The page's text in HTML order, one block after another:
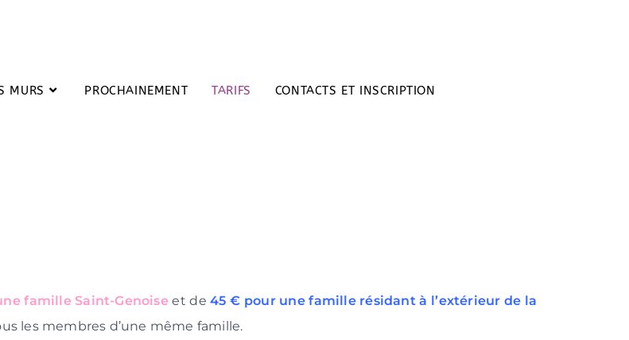
MURS PROCHAINEMENT TARIFS CONTACTS ET INSCRIPTION
famille Saint-Genoiseet de45 € pour une famille résidant à l’extérieur de la
les membres d’une même famille.